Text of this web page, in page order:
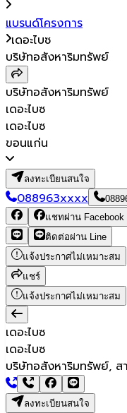
แบรนด์โครงการ
เดอะไบซ
บริษัทอสังหาริมทรัพย์
บริษัทอสังหาริมทรัพย์
เดอะไบซ
เดอะไบซ
ขอนแก่น
ลงทะเบียนสนใจ
088963xxxx
แชทผ่าน Facebook
ติดต่อผ่าน Line
แจ้งประกาศไม่เหมาะสม
แชร์
แจ้งประกาศไม่เหมาะสม
เดอะไบซ
เดอะไบซ
บริษัทอสังหาริมทรัพย์, ส
ลงทะเบียนสนใจ